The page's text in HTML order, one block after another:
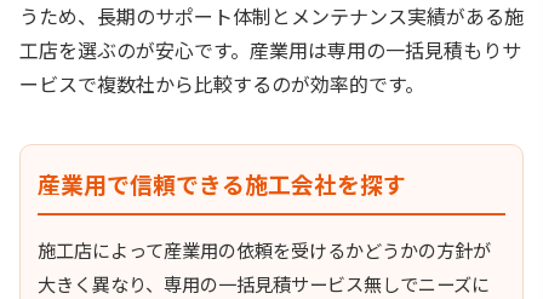
うため、長期のサポート体制とメンテナンス実績がある施
工店を選ぶのが安心です。産業用は専用の一括見積もりサ
ービスで複数社から比較するのが効率的です。
産業用で信頼できる施工会社を探す
施工店によって産業用の依頼を受けるかどうかの方針が
大きく異なり、専用の一括見積サービス無しでニーズに